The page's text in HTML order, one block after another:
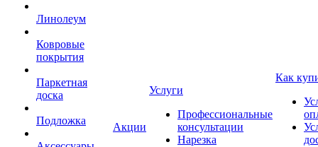
Линолеум
Ковровые
покрытия
Паркетная
доска
Подложка
Акции
Услуги
Профессиональные
консультации
Нарезка
Как